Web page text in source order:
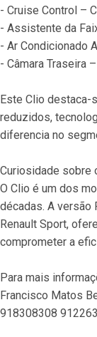
- Cruise Control –
- Assistente da
- Ar Condicionado
- Câmara Traseira
Este Clio destaca-
reduzidos,
diferencia no
Curiosidade sobre
O Clio é um dos
décadas. A versão
Renault Sport,
comprometer a
Para mais
Francisco Matos
918308308